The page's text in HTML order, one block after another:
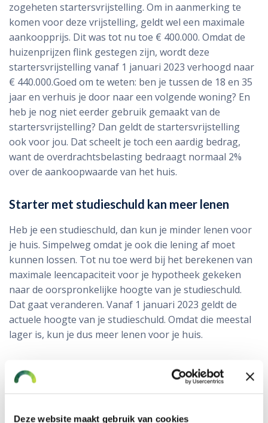
Deze website maakt gebruik van cookies
zogeheten startersvrijstelling. Om in aanmerking te
komen voor deze vrijstelling, geldt wel een maximale
aankoopprijs. Dit was tot nu toe € 400.000. Omdat de
huizenprijzen flink gestegen zijn, wordt deze
startersvrijstelling vanaf 1 januari 2023 verhoogd naar
€ 440.000.Goed om te weten: ben je tussen de 18 en 35
jaar en verhuis je door naar een volgende woning? En
heb je nog niet eerder gebruik gemaakt van de
startersvrijstelling? Dan geldt de startersvrijstelling
ook voor jou. Dat scheelt je toch een aardig bedrag,
want de overdrachtsbelasting bedraagt normaal 2%
over de aankoopwaarde van het huis.
Starter met studieschuld kan meer lenen
Heb je een studieschuld, dan kun je minder lenen voor
je huis. Simpelweg omdat je ook die lening af moet
kunnen lossen. Tot nu toe werd bij het berekenen van
maximale leencapaciteit voor je hypotheek gekeken
naar de oorspronkelijke hoogte van je studieschuld.
Dat gaat veranderen. Vanaf 1 januari 2023 geldt de
actuele hoogte van je studieschuld. Omdat die meestal
lager is, kun je dus meer lenen voor je huis.
NHG-grens stijgt naar € 405.000